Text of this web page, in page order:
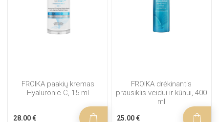
FROIKA paakių kremas
Hyaluronic C, 15 ml
28.00 €
FROIKA drėkinantis
prausiklis veidui ir kūnui, 400
ml
25.00 €